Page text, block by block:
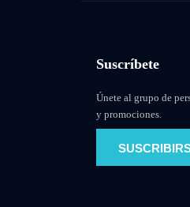
Suscríbete
Únete al grupo de
y promociones.